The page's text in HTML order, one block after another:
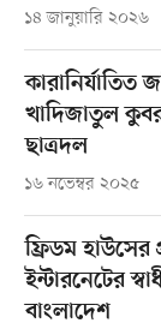
১৪ জানুয়ারি ২০২৬
কারানির্যাতিত
খাদিজাতুল
ছাত্রদল
১৬ নভেম্বর ২০২৫
ফ্রিডম হাউসের
ইন্টারনেটের
বাংলাদেশ